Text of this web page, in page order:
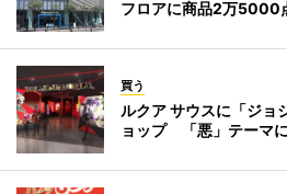
フロアに商品2万5000
買う
ルクア サウスに「ジョ
ョップ 「悪」テーマに